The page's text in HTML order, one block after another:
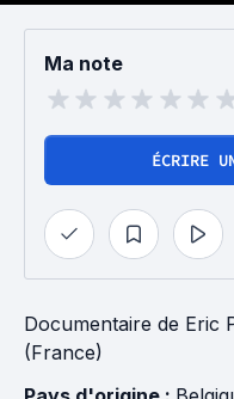
Ma note
ÉCRIRE
Documentaire de Eric
(France)